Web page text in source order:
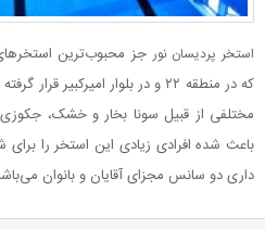
استخر پردیسان نورجز محبوب‌ترین
که در منطقه ۲۲ و در بلوار
مختلفی از قبیل سونا بخار و خشک،
باعث شده افرادی زیادی این استخر را
داری دو سانس مجزای آقایان و بانوان